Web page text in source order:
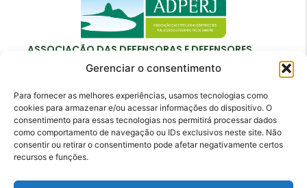
Gerenciar o consentimento
Para fornecer as melhores experiências, usamos tecnologias como
cookies para armazenar e/ou acessar informações do dispositivo. O
consentimento para essas tecnologias nos permitirá processar dados
como comportamento de navegação ou IDs exclusivos neste site. Não
consentir ou retirar o consentimento pode afetar negativamente certos
recursos e funções.
ASSOCIAÇÃO DAS DEFENSORAS E DEFENSORES
PÚBLICOS DO ESTADO DO RIO DE JANEIRO
Contato
adperj@adperj.com.br
(21) 2220-6022